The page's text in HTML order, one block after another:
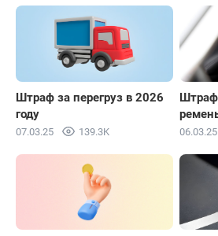
Штраф за перегруз в 2026
году
07.03.25 139.3K
Штраф
06.03.25